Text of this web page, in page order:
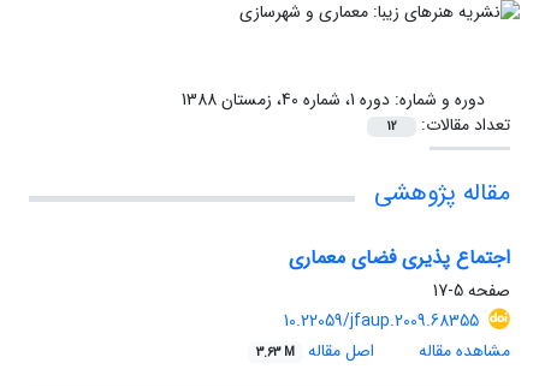
دوره و شماره:دوره 1، شماره 40، زمستان 1388
تعداد مقالات:
12
مقاله پژوهشی
اجتماع پذیری فضای معماری
صفحه5-17
10.22059/jfaup.2009.68355
مشاهده مقاله
اصل مقاله 3.63 M